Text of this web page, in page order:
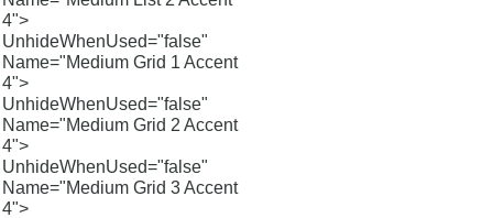
4">
UnhideWhenUsed="false"
Name="Medium Grid 1 Accent
4">
UnhideWhenUsed="false"
Name="Medium Grid 2 Accent
4">
UnhideWhenUsed="false"
Name="Medium Grid 3 Accent
4">